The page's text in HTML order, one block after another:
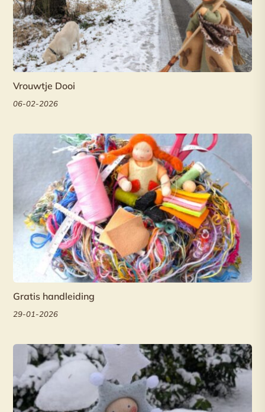
Vrouwtje Dooi
06-02-2026
Gratis handleiding
29-01-2026